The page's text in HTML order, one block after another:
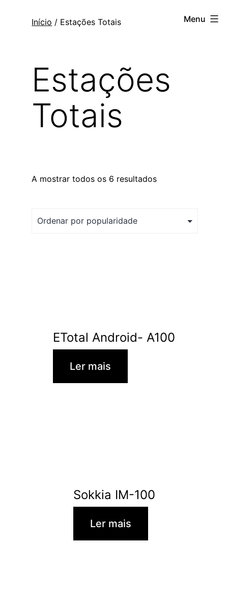
Menu
Início / Estações Totais
Estações
Totais
A mostrar todos os 6 resultados
ETotal Android- A100
Ler mais
Sokkia IM-100
Ler mais